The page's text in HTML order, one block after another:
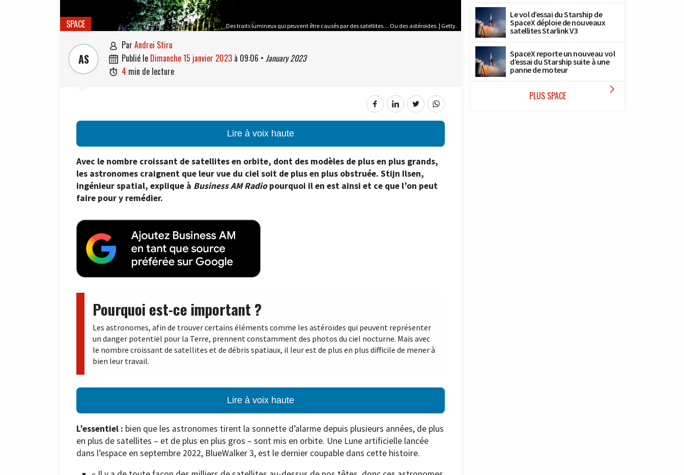
Des traits lumineux qui peuvent être causés par des satellites… Ou des astéroïdes. | Getty.
SPACE
AS
 par Andrei Stiru
 publié le dimanche 15 janvier 2023 à 09:06 • January 2023
 4 min de lecture
Lire à voix haute
Avec le nombre croissant de satellites en orbite, dont des modèles de plus en plus grands,
les astronomes craignent que leur vue du ciel soit de plus en plus obstruée. Stijn Ilsen,
ingénieur spatial, explique à Business AM Radiopourquoi il en est ainsi et ce que l’on peut
faire pour y remédier.
Pourquoi est-ce important ?
Les astronomes, afin de trouver certains éléments comme les astéroïdes qui peuvent représenter
un danger potentiel pour la Terre, prennent constamment des photos du ciel nocturne. Mais avec
le nombre croissant de satellites et de débris spatiaux, il leur est de plus en plus difficile de mener à
bien leur travail.
Lire à voix haute
L’essentiel : bien que les astronomes tirent la sonnette d’alarme depuis plusieurs années, de plus
en plus de satellites – et de plus en plus gros – sont mis en orbite. Une Lune artificielle lancée
dans l’espace en septembre 2022, BlueWalker 3, est le dernier coupable dans cette histoire.
Le vol d’essai du Starship de
SpaceX déploie de nouveaux
satellites Starlink V3
SpaceX reporte un nouveau vol
d’essai du Starship suite à une
panne de moteur
PLUS SPACE 